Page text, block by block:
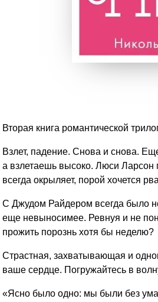
Вторая книга романтической
Взлет, падение. Снова и снова.
а взлетаешь высоко. Люси Ларсон
всегда окрыляет, порой хочется
С Джудом Райдером всегда было
еще невыносимее. Ревнуя и не
прожить порознь хотя бы неделю?
Страстная, захватывающая и
ваше сердце. Погружайтесь в
«Ясно было одно: мы были без ума